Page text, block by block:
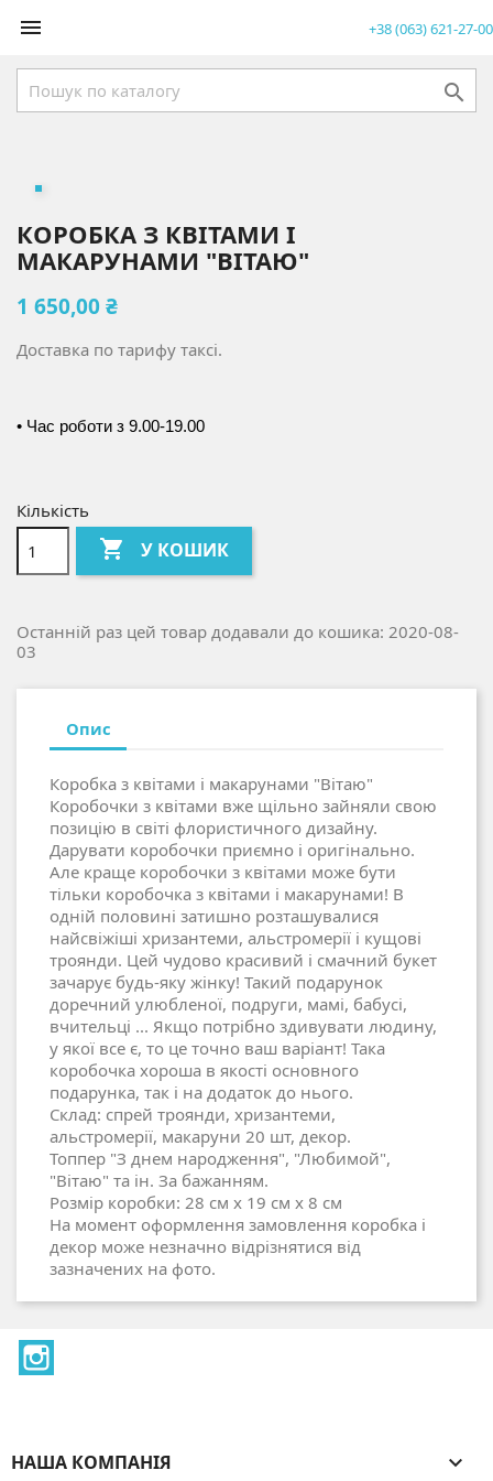
 +38 (063) 621-27-00

КОРОБКА З КВІТАМИ І
МАКАРУНАМИ "ВІТАЮ"
1 650,00 ₴
Доставка по тарифу таксі.
• Час роботи з 9.00-19.00
Кількість
 У КОШИК
Останній раз цей товар додавали до кошика: 2020-08-
03
Опис
Коробка з квітами і макарунами "Вітаю"
Коробочки з квітами вже щільно зайняли свою
позицію в світі флористичного дизайну.
Дарувати коробочки приємно і оригінально.
Але краще коробочки з квітами може бути
тільки коробочка з квітами і макарунами! В
одній половині затишно розташувалися
найсвіжіші хризантеми, альстромерії і кущові
троянди. Цей чудово красивий і смачний букет
зачарує будь-яку жінку! Такий подарунок
доречний улюбленої, подруги, мамі, бабусі,
вчительці ... Якщо потрібно здивувати людину,
у якої все є, то це точно ваш варіант! Така
коробочка хороша в якості основного
подарунка, так і на додаток до нього.
Склад: спрей троянди, хризантеми,
альстромерії, макаруни 20 шт, декор.
Топпер "З днем ​​народження", "Любимой",
"Вітаю" та ін. За бажанням.
Розмір коробки: 28 см х 19 см х 8 см
На момент оформлення замовлення коробка і
декор може незначно відрізнятися від
зазначених на фото.
НАША КОМПАНІЯ 